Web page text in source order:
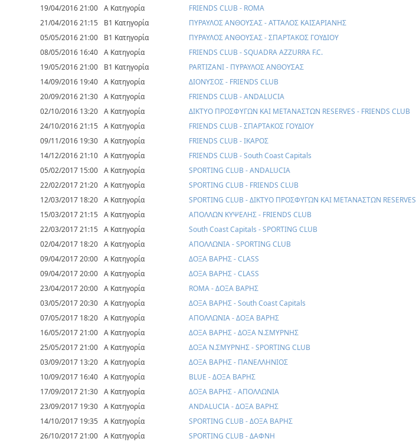
19/04/2016 21:00 Α Κατηγορία FRIENDS CLUB - ROMA
21/04/2016 21:15
Β1 Κατηγορία ΠΥΡΑΥΛΟΣ ΑΝΘΟΥΣΑΣ - ΑΤΤΑΛΟΣ ΚΑΙΣΑΡΙΑΝΗΣ
05/05/2016 21:00
Β1 Κατηγορία ΠΥΡΑΥΛΟΣ ΑΝΘΟΥΣΑΣ - ΣΠΑΡΤΑΚΟΣ ΓΟΥΔΙΟΥ
08/05/2016 16:40 Α Κατηγορία FRIENDS CLUB - SQUADRA AZZURRA F.C.
19/05/2016 21:00
Β1 Κατηγορία PARTIZANI - ΠΥΡΑΥΛΟΣ ΑΝΘΟΥΣΑΣ
14/09/2016 19:40 Α Κατηγορία ΔΙΟΝΥΣΟΣ - FRIENDS CLUB
20/09/2016 21:30 Α Κατηγορία FRIENDS CLUB - ANDALUCIA
02/10/2016 13:20 Α Κατηγορία ΔΙΚΤΥΟ ΠΡΟΣΦΥΓΩΝ ΚΑΙ ΜΕΤΑΝΑΣΤΩΝ RESERVES - FRIENDS CLUB
24/10/2016 21:15 Α Κατηγορία FRIENDS CLUB - ΣΠΑΡΤΑΚΟΣ ΓΟΥΔΙΟΥ
09/11/2016 19:30 Α Κατηγορία FRIENDS CLUB - ΙΚΑΡΟΣ
14/12/2016 21:10 Α Κατηγορία FRIENDS CLUB - South Coast Capitals
05/02/2017 15:00 Α Κατηγορία SPORTING CLUB - ANDALUCIA
22/02/2017 21:20 Α Κατηγορία SPORTING CLUB - FRIENDS CLUB
12/03/2017 18:20 Α Κατηγορία SPORTING CLUB - ΔΙΚΤΥΟ ΠΡΟΣΦΥΓΩΝ ΚΑΙ ΜΕΤΑΝΑΣΤΩΝ RESERVES
15/03/2017 21:15 Α Κατηγορία ΑΠΟΛΛΩΝ ΚΥΨΕΛΗΣ - FRIENDS CLUB
22/03/2017 21:15 Α Κατηγορία South Coast Capitals - SPORTING CLUB
02/04/2017 18:20 Α Κατηγορία ΑΠΟΛΛΩΝΙΑ - SPORTING CLUB
09/04/2017 20:00 Α Κατηγορία ΔΟΞΑ ΒΑΡΗΣ - CLASS
09/04/2017 20:00 Α Κατηγορία ΔΟΞΑ ΒΑΡΗΣ - CLASS
23/04/2017 20:00 Α Κατηγορία ROMA - ΔΟΞΑ ΒΑΡΗΣ
03/05/2017 20:30 Α Κατηγορία ΔΟΞΑ ΒΑΡΗΣ - South Coast Capitals
07/05/2017 18:20 Α Κατηγορία ΑΠΟΛΛΩΝΙΑ - ΔΟΞΑ ΒΑΡΗΣ
16/05/2017 21:00 Α Κατηγορία ΔΟΞΑ ΒΑΡΗΣ - ΔΟΞΑ Ν.ΣΜΥΡΝΗΣ
25/05/2017 21:00 Α Κατηγορία ΔΟΞΑ Ν.ΣΜΥΡΝΗΣ - SPORTING CLUB
03/09/2017 13:20 Α Κατηγορία ΔΟΞΑ ΒΑΡΗΣ - ΠΑΝΕΛΛΗΝΙΟΣ
10/09/2017 16:40 Α Κατηγορία BLUE - ΔΟΞΑ ΒΑΡΗΣ
17/09/2017 21:30 Α Κατηγορία ΔΟΞΑ ΒΑΡΗΣ - ΑΠΟΛΛΩΝΙΑ
23/09/2017 19:30 Α Κατηγορία ANDALUCIA - ΔΟΞΑ ΒΑΡΗΣ
14/10/2017 19:35 Α Κατηγορία SPORTING CLUB - ΔΟΞΑ ΒΑΡΗΣ
26/10/2017 21:00 Α Κατηγορία SPORTING CLUB - ΔΑΦΝΗ